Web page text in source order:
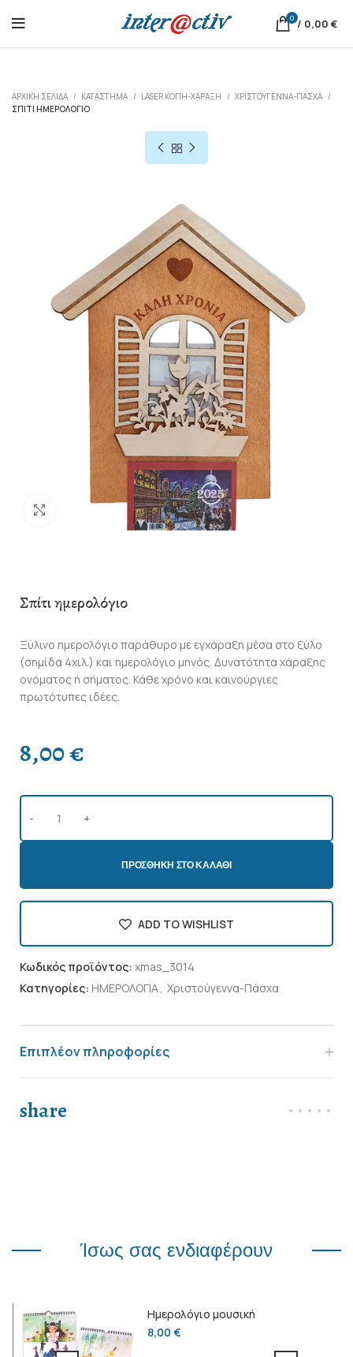
0 / 0,00 €
ΑΡΧΙΚΉ ΣΕΛΊΔΑ ΚΑΤΆΣΤΗΜΑ LASER ΚΟΠΗ-ΧΑΡΑΞΗ
ΧΡΙΣΤΟΎΓΕΝΝΑ-ΠΆΣΧΑ
ΣΠΊΤΙ ΗΜΕΡΟΛΌΓΙΟ
Click to enlarge
Σπίτι ημερολόγιο
Ξύλινο ημερολόγιο παράθυρο με εγχάραξη μέσα στο ξύλο
(σημίδα 4χιλ.) και ημερολόγιο μηνός. Δυνατότητα χάραξης
ονόματος ή σήματος. Κάθε χρόνο και καινούργιες
πρωτότυπες ιδέες.
8,00€
ΠΡΟΣΘΉΚΗ ΣΤΟ ΚΑΛΆΘΙ
ADD TO WISHLIST
Κωδικός προϊόντος:xmas_3014
Κατηγορίες: ΗΜΕΡΟΛΟΓΙΑ, Χριστούγεννα-Πάσχα
Επιπλέον πληροφορίες
share
Ίσως σας ενδιαφέρουν
Ημερολόγιο μουσική
8,00 €